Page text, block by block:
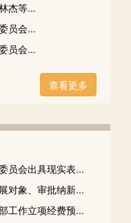
杰等...
员会...
员会...
查看更多
员会出具现实表...
对象、审批纳新...
工作立项经费预...